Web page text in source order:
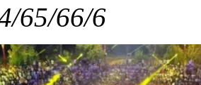
65/66/6